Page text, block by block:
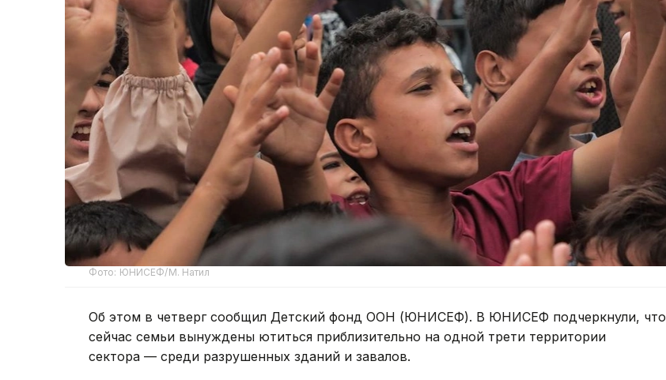
Фото: ЮНИСЕФ/М. Натил
Об этом в четверг сообщил Детский фонд ООН (ЮНИСЕФ). В ЮНИСЕФ подчеркнули, что
сейчас семьи вынуждены ютиться приблизительно на одной трети территории
сектора — среди разрушенных зданий и завалов.